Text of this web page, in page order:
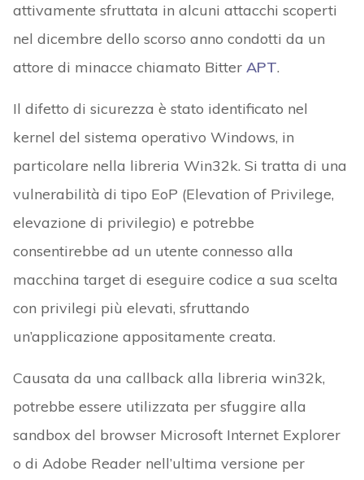
attivamente sfruttata in alcuni attacchi scoperti
nel dicembre dello scorso anno condotti da un
attore di minacce chiamato Bitter APT.
Il difetto di sicurezza è stato identificato nel
kernel del sistema operativo Windows, in
particolare nella libreria Win32k. Si tratta di una
vulnerabilità di tipo EoP (Elevation of Privilege,
elevazione di privilegio) e potrebbe
consentirebbe ad un utente connesso alla
macchina target di eseguire codice a sua scelta
con privilegi più elevati, sfruttando
un’applicazione appositamente creata.
Causata da una callback alla libreria win32k,
potrebbe essere utilizzata per sfuggire alla
sandbox del browser Microsoft Internet Explorer
o di Adobe Reader nell’ultima versione per